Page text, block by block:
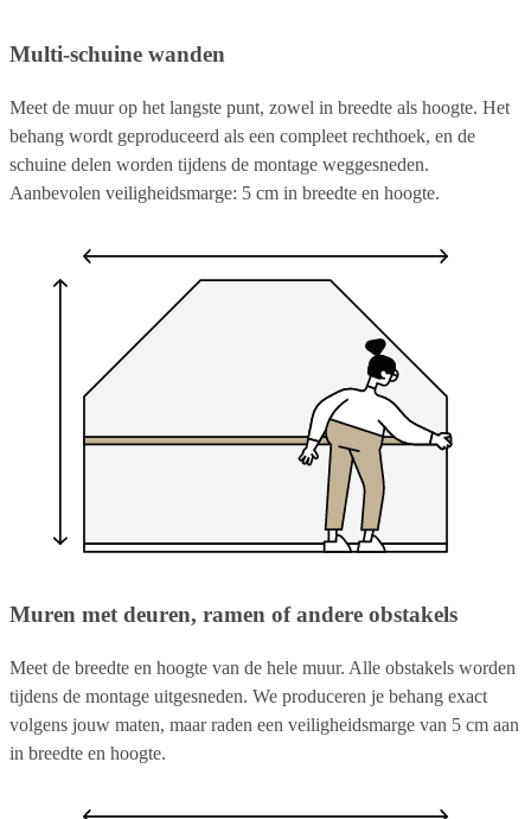
Multi-schuine wanden
Meet de muur op het langste punt, zowel in breedte als hoogte. Het
behang wordt geproduceerd als een compleet rechthoek, en de
schuine delen worden tijdens de montage weggesneden.
Aanbevolen veiligheidsmarge: 5 cm in breedte en hoogte.
Muren met deuren, ramen of andere obstakels
Meet de breedte en hoogte van de hele muur. Alle obstakels worden
tijdens de montage uitgesneden. We produceren je behang exact
volgens jouw maten, maar raden een veiligheidsmarge van 5 cm aan
in breedte en hoogte.